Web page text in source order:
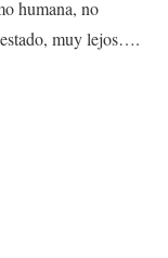
humana, no
muy lejos….